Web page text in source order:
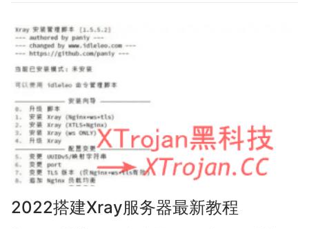
2022搭建Xray服务器最新教程